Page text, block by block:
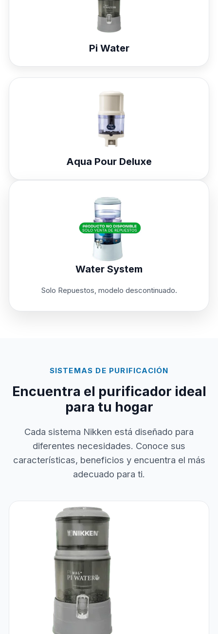
Pi Water
Aqua Pour Deluxe
Water System
Solo Repuestos, modelo descontinuado.
SISTEMAS DE PURIFICACIÓN
Encuentra el purificador ideal
para tu hogar
Cada sistema Nikken está diseñado para
diferentes necesidades. Conoce sus
características, beneficios y encuentra el más
adecuado para ti.